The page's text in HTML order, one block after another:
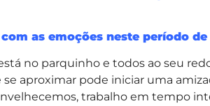
as emoções neste período de
no parquinho e todos ao seu
aproximar pode iniciar uma
trabalho em tempo